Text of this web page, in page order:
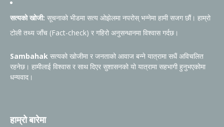
सत्यको खोजी: सूचनाको भीडमा सत्य ओझेलमा नपरोस् भन्नेमा हामी सजग छौं। हाम्रो
टोली तथ्य जाँच (Fact-check) र गहिरो अनुसन्धानमा विश्वास गर्दछ।
Sambahak सत्यको खोजीमा र जनताको आवाज बन्ने यात्रामा सधैं अविचलित
रहनेछ। हामीलाई विश्वास र साथ दिएर सुशासनको यो यात्रामा सहभागी हुनुभएकोमा
धन्यवाद।
हाम्रो बारेमा